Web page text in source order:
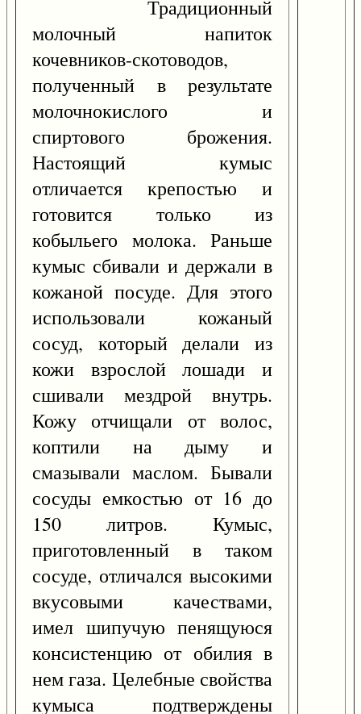
Традиционный
молочный напиток
кочевников-скотоводов,
полученный в результате
молочнокислого и
спиртового брожения.
Настоящий кумыс
отличается крепостью и
готовится только из
кобыльего молока. Раньше
кумыс сбивали и держали в
кожаной посуде. Для этого
использовали кожаный
сосуд, который делали из
кожи взрослой лошади и
сшивали мездрой внутрь.
Кожу отчищали от волос,
коптили на дыму и
смазывали маслом. Бывали
сосуды емкостью от 16 до
150 литров. Кумыс,
приготовленный в таком
сосуде, отличался высокими
вкусовыми качествами,
имел шипучую пенящуюся
консистенцию от обилия в
нем газа. Целебные свойства
кумыса подтверждены